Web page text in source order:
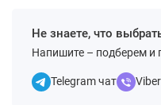
Не знаете, что
Напишите – подберем и
Telegram чат